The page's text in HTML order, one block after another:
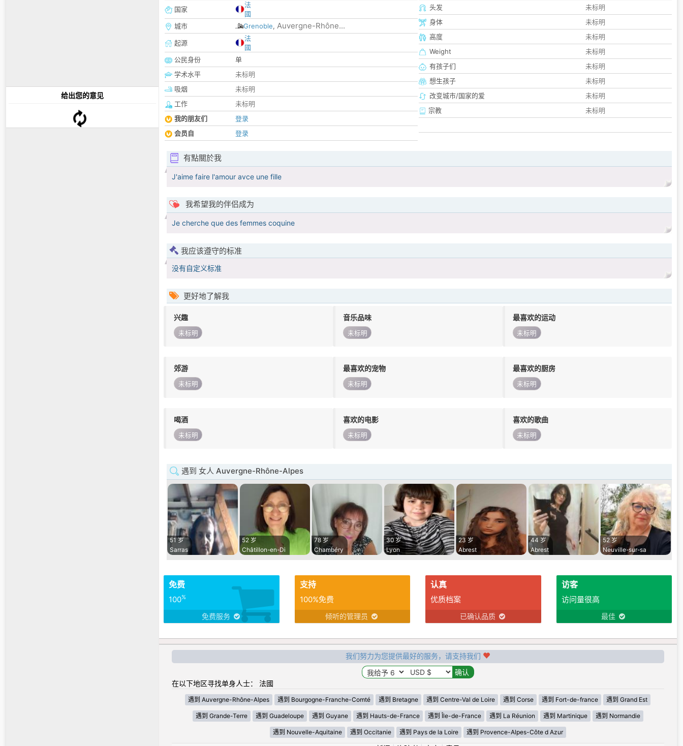
给出您的意见
国家
法
國
城市
Grenoble, Auvergne-Rhône...
起源
法
國
公民身份
单
学术水平
未标明
吸烟
未标明
工作
未标明
我的朋友们
登录
会员自
登录
头发
未标明
身体
未标明
高度
未标明
Weight
未标明
有孩子们
未标明
想生孩子
未标明
改变城市/国家的爱
未标明
宗教
未标明
有點關於我
J'aime faire l'amour avce une fille
我希望我的伴侣成为
Je cherche que des femmes coquine
我应该遵守的标准
没有自定义标准
更好地了解我
兴趣
未标明
音乐品味
未标明
最喜欢的运动
未标明
郊游
未标明
最喜欢的宠物
未标明
最喜欢的厨房
未标明
喝酒
未标明
喜欢的电影
未标明
喜欢的歌曲
未标明
遇到 女人 Auvergne-Rhône-Alpes
51 岁
Sarras
52 岁
Châtillon-en-Di
78 岁
Chambéry
30 岁
Lyon
23 岁
Abrest
44 岁
Abrest
52 岁
Neuville-sur-sa
免费
100%
免费服务
支持
100%免费
倾听的管理员
认真
优质档案
已确认品质
访客
访问量很高
最佳
我们努力为您提供最好的服务，请支持我们
在以下地区寻找单身人士： 法國
遇到 Auvergne-Rhône-Alpes 遇到 Bourgogne-Franche-Comté 遇到 Bretagne 遇到 Centre-Val de Loire 遇到 Corse 遇到 Fort-de-france 遇到 Grand Est
遇到 Grande-Terre 遇到 Guadeloupe 遇到 Guyane 遇到 Hauts-de-France 遇到 Île-de-France 遇到 La Réunion 遇到 Martinique 遇到 Normandie
遇到 Nouvelle-Aquitaine 遇到 Occitanie 遇到 Pays de la Loire 遇到 Provence-Alpes-Côte d Azur